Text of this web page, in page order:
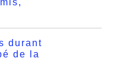
durant
de la